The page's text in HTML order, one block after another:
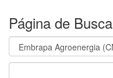
Página de Busca